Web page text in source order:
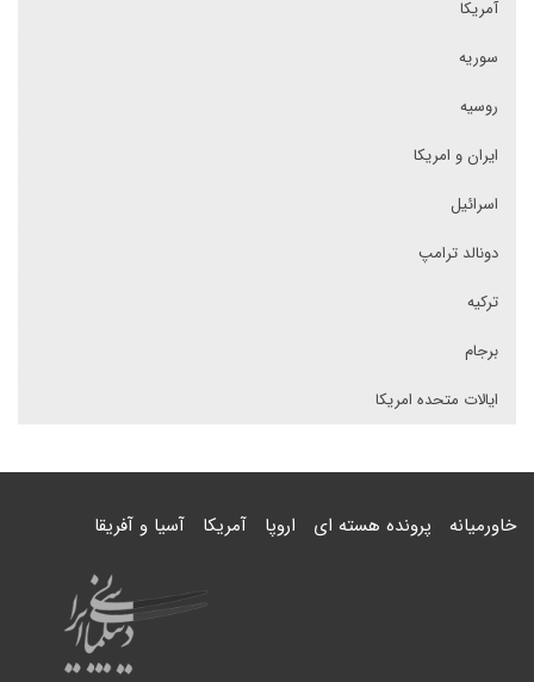
آمریکا
سوریه
روسیه
ایران و امریکا
اسرائیل
دونالد ترامپ
ترکیه
برجام
ایالات متحده امریکا
خاورمیانه پرونده هسته ای اروپا آمریکا آسیا و آفریقا